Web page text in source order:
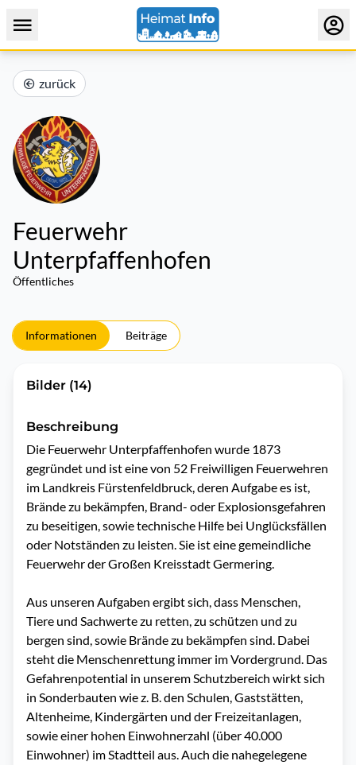
zurück
Feuerwehr
Unterpfaffenhofen
Öffentliches
Informationen Beiträge
Bilder (14)
Beschreibung
Die Feuerwehr Unterpfaffenhofen wurde 1873
gegründet und ist eine von 52 Freiwilligen Feuerwehren
im Landkreis Fürstenfeldbruck, deren Aufgabe es ist,
Brände zu bekämpfen, Brand- oder Explosionsgefahren
zu beseitigen, sowie technische Hilfe bei Unglücksfällen
oder Notständen zu leisten. Sie ist eine gemeindliche
Feuerwehr der Großen Kreisstadt Germering.
Aus unseren Aufgaben ergibt sich, dass Menschen,
Tiere und Sachwerte zu retten, zu schützen und zu
bergen sind, sowie Brände zu bekämpfen sind. Dabei
steht die Menschenrettung immer im Vordergrund. Das
Gefahrenpotential in unserem Schutzbereich wirkt sich
in Sonderbauten wie z. B. den Schulen, Gaststätten,
Altenheime, Kindergärten und der Freizeitanlagen,
sowie einer hohen Einwohnerzahl (über 40.000
Einwohner) im Stadtteil aus. Auch die nahegelegene